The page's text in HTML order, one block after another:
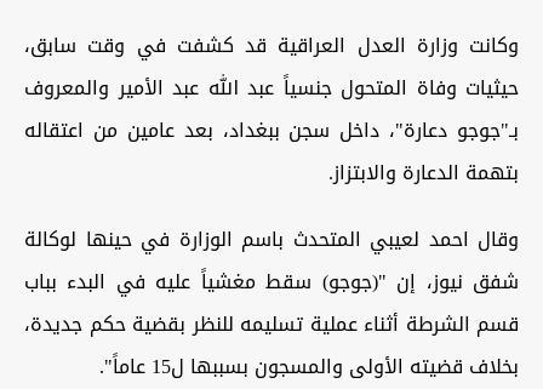
وكانت وزارة العدل العراقية قد كشفت في وقت سابق،
حيثيات وفاة المتحول جنسياً عبد الله عبد الأمير والمعروف
بـ"جوجو دعارة"، داخل سجن ببغداد، بعد عامين من اعتقاله
بتهمة الدعارة والابتزاز.
وقال احمد لعيبي المتحدث باسم الوزارة في حينها لوكالة
شفق نيوز، إن "(جوجو) سقط مغشياً عليه في البدء بباب
قسم الشرطة أثناء عملية تسليمه للنظر بقضية حكم جديدة،
بخلاف قضيته الأولى والمسجون بسببها ل15 عاماً".